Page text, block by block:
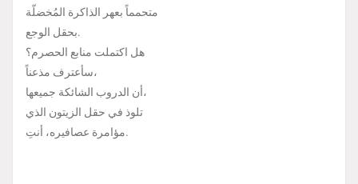
متحمماً بعهر الذاكرة المُخضلّة
بحقل الوجع.
هل اكتملت منابع الحصرم؟
سأعترف مذعناً،
أن الدروب الشائكة جميعها،
تلوذ في حقل الزيتون الذي
مؤامرة عصافيره، أنتِ.